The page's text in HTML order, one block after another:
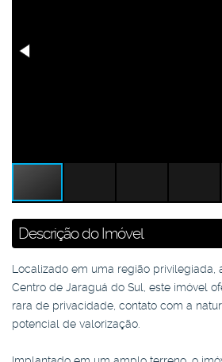
Descrição do Imóvel
Localizado em uma região privilegiada,
Centro de Jaraguá do Sul, este imóvel
rara de privacidade, contato com a
potencial de valorização.